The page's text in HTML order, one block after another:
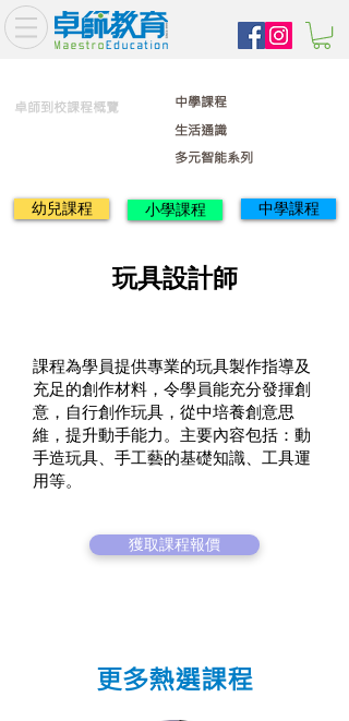
卓師到校課程概覽
生活通識
多元智能系列
中學課程
幼兒課程 小學課程 中學課程
課程為學員提供專業的玩具製作指導及
充足的創作材料，令學員能充分發揮創
意，自行創作玩具，從中培養創意思
維，提升動手能力。主要內容包括：動
手造玩具、手工藝的基礎知識、工具運
用等。
獲取課程報價
玩具設計師
更多熱選課程